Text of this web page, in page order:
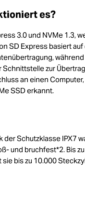
es?
3.0 und NVMe
SD Express basiert
zur
an einen
SSD erkannt.
der Schutzklasse
und bruchfest*2. Bis
bis zu 10.000